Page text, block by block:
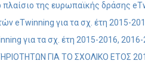
της ευρωπαϊκής δράσης
eTwinning για τα σχ. έτη 2015-
για τα σχ. έτη 2015-2016,
ΓΙΑ ΤΟ ΣΧΟΛΙΚΟ ΕΤΟΣ